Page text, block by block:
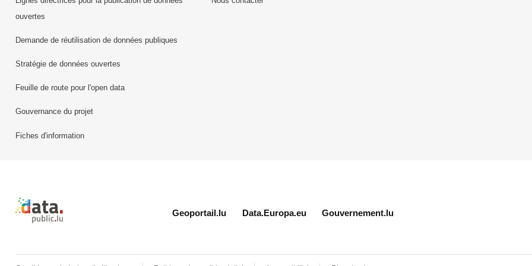
ouvertes
Demande de réutilisation de données publiques
Stratégie de données ouvertes
Feuille de route pour l'open data
Gouvernance du projet
Fiches d'information
Retour à l'accueil de data.public.lu
Geoportail.lu Data.Europa.eu Gouvernement.lu